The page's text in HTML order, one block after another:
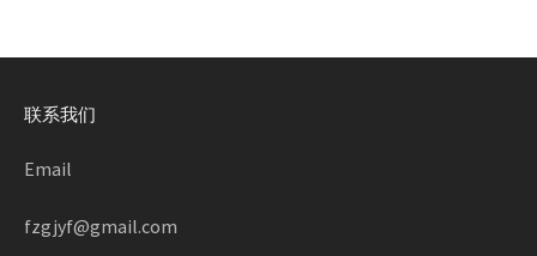
联系我们
Email
fzgjyf@gmail.com